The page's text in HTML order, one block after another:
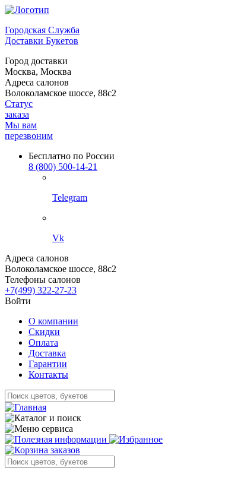
Городская Служба
Доставки Букетов
Город доставки
Москва, Москва
Адреса салонов
Волоколамское шоссе, 88с2
Статус
заказа
Мы вам
перезвоним
Бесплатно по России
8 (800) 500-14-21
Telegram
Vk
Адреса салонов
Волоколамское шоссе, 88с2
Телефоны салонов
+7(499) 322-27-23
Войти
О компании
Скидки
Оплата
Доставка
Гарантии
Контакты